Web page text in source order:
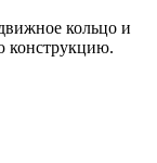
кольцо и
конструкцию.